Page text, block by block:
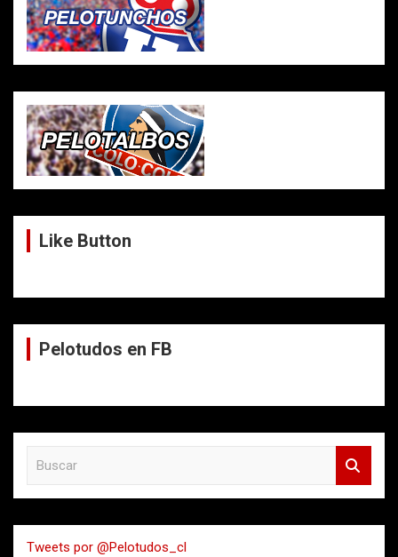
Like Button
Pelotudos en FB
a
r
Tweets por @Pelotudos_cl